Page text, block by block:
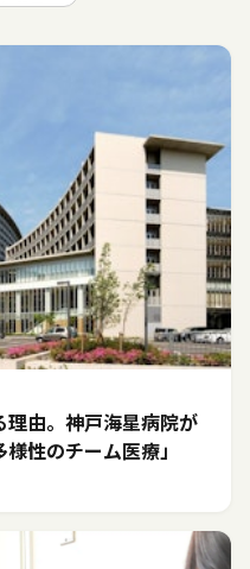
由。神戸海星病院が
性のチーム医療」